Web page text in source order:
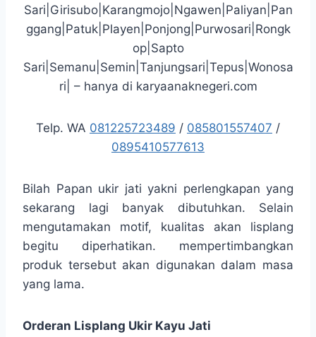
Sari|Girisubo|Karangmojo|Ngawen|Paliyan|Pan
ggang|Patuk|Playen|Ponjong|Purwosari|Rongk
op|Sapto
Sari|Semanu|Semin|Tanjungsari|Tepus|Wonosa
ri| – hanya di karyaanaknegeri.com
Telp. WA 081225723489 / 085801557407 /
0895410577613
Bilah Papan ukir jati yakni perlengkapan yang
sekarang lagi banyak dibutuhkan. Selain
mengutamakan motif, kualitas akan lisplang
begitu diperhatikan. mempertimbangkan
produk tersebut akan digunakan dalam masa
yang lama.
Orderan Lisplang Ukir Kayu Jati